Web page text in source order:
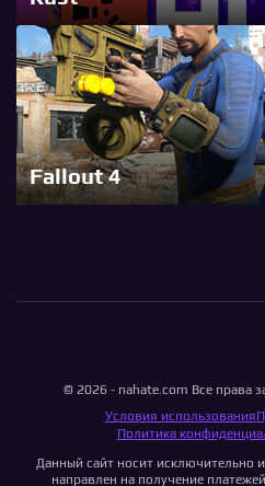
Fallout 4
© 2026 - nahate.com Все права
Условия использования
Политика
Данный сайт носит исключительно
направлен на получение